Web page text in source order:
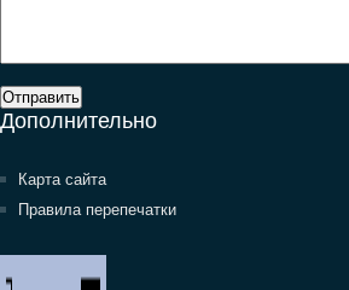
Отправить
Дополнительно
Карта сайта
Правила перепечатки